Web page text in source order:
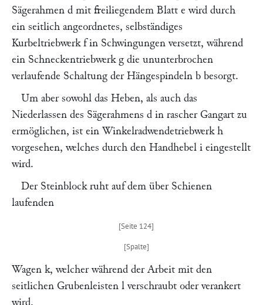
Sägerahmen d mit freiliegendem Blatt e wird durch
ein seitlich angeordnetes, selbständiges
Kurbeltriebwerk fin Schwingungen versetzt, während
ein Schneckentriebwerk g die ununterbrochen
verlaufende Schaltung der Hängespindeln b besorgt.
Um aber sowohl das Heben, als auch das
Niederlassen des Sägerahmens d in rascher Gangart zu
ermöglichen, ist ein Winkelradwendetriebwerk h
vorgesehen, welches durch den Handhebel i eingestellt
wird.
Der Steinblock ruht auf dem über Schienen
laufenden
Wagen k, welcher während der Arbeit mit den
seitlichen Grubenleisten l verschraubt oder verankert
wird.